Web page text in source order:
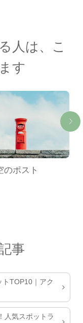
人は、こ
す
のポスト
事
トTOP10｜アク
人気スポットラ